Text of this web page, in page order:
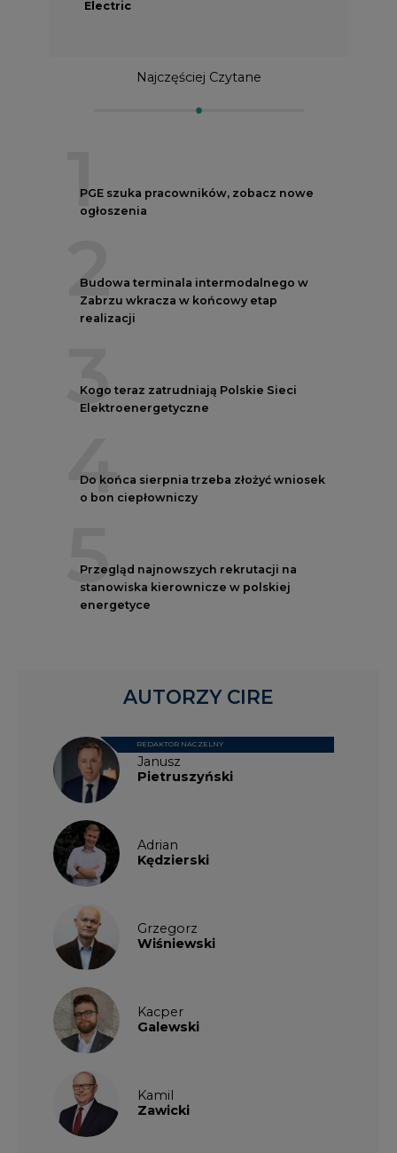
2
Budowa terminala intermodalnego w
3
Kogo teraz zatrudniają Polskie Sieci
4
Do końca sierpnia trzeba złożyć wniosek
5
Przegląd najnowszych rekrutacji na
Janusz
Pietruszyński
Adrian
Kędzierski
Grzegorz
Wiśniewski
Kacper
Kamil
KKG